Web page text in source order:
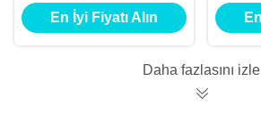
Uygulayıcısı
En İyi Fiyatı Alın
Daha fazlasını izle